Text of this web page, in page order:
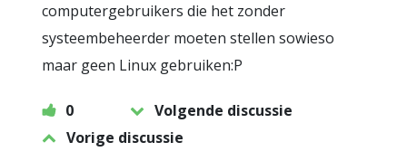
computergebruikers die het zonder
systeembeheerder moeten stellen sowieso
maar geen Linux gebruiken:P
0
Volgende discussie
Vorige discussie